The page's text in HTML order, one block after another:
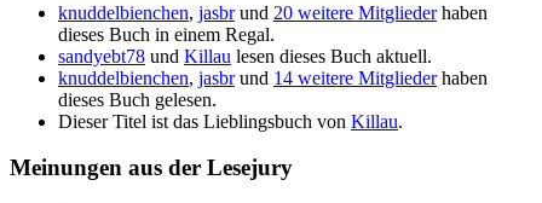
knuddelbienchen, jasbrund 20 weitere Mitgliederhaben
dieses Buch in einem Regal.
sandyebt78 und Killau lesen dieses Buch aktuell.
knuddelbienchen, jasbrund 14 weitere Mitgliederhaben
dieses Buch gelesen.
Dieser Titel ist das Lieblingsbuch von Killau.
Meinungen aus der Lesejury